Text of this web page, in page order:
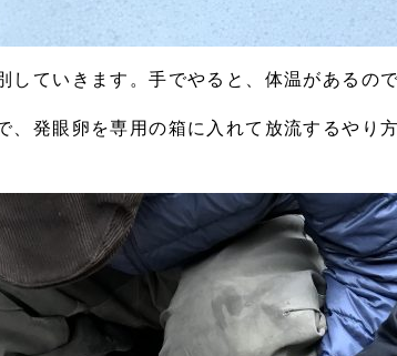
していきます。手でやると、体温があるので
、発眼卵を専用の箱に入れて放流するやり